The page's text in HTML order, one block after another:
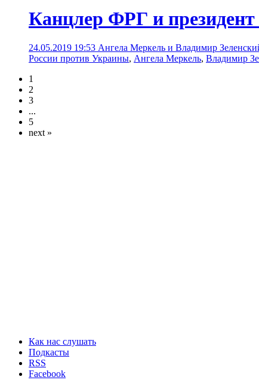
Канцлер ФРГ и
24.05.2019 19:53 Ангела Меркель и Владимир
России против Украины, Ангела Меркель, Владимир
1
2
3
...
5
next »
Как нас слушать
Подкасты
RSS
Facebook